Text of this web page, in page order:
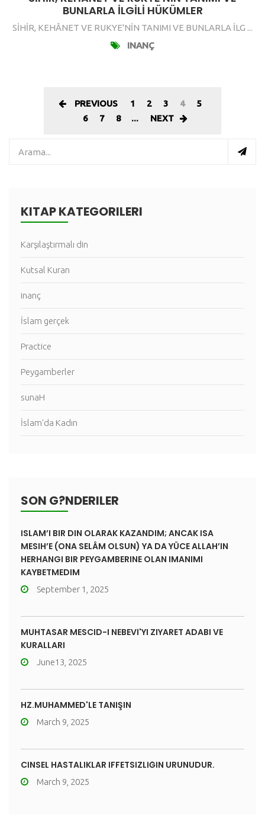
BUNLARLA İLGİLİ HÜKÜMLER
SİHİR, KEHÂNET VE RUKYE'NİN TANIMI VE BUNLARLA İLG ...
INANÇ
PREVIOUS 1 2 3 4
5
6
7 8 ... NEXT
KITAP KATEGORILERI
Karşılaştırmalı din
Kutsal Kuran
inanç
İslam gerçek
Practice
Peygamberler
sunaH
İslam'da Kadın
SON G?NDERILER
İSLAM’I BIR DIN OLARAK KAZANDIM; ANCAK İSA
MESIH’E (ONA SELÂM OLSUN) YA DA YÜCE ALLAH’IN
HERHANGI BIR PEYGAMBERINE OLAN IMANIMI
KAYBETMEDIM
September 1, 2025
MUHTASAR MESCID-I NEBEVÎ'YI ZIYARET ADABI VE
KURALLARI
June13, 2025
HZ.MUHAMMED'LE TANIŞIN
March 9, 2025
CİNSEL HASTALIKLAR İFFETSİZLİĞİN ÜRÜNÜDÜR.
March 9, 2025